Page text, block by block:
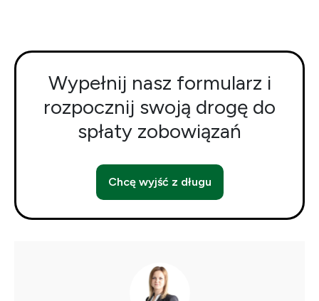
Wypełnij nasz formularz i
rozpocznij swoją drogę do
spłaty zobowiązań
Chcę wyjść z długu